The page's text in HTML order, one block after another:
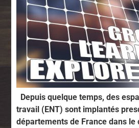
Depuis quelque temps, des
travail (ENT) sont implantés
départements de France dans le